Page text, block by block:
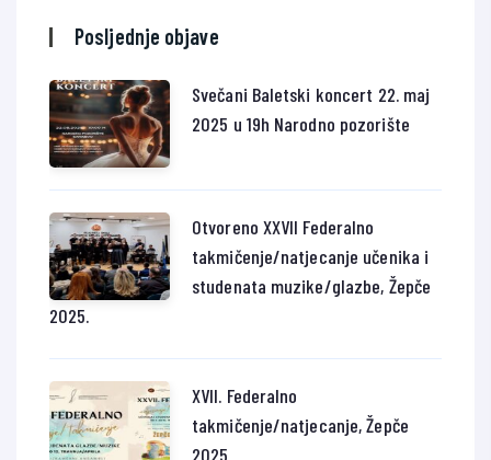
Posljednje objave
Svečani Baletski koncert 22. maj
2025 u 19h Narodno pozorište
Otvoreno XXVII Federalno
takmičenje/natjecanje učenika i
studenata muzike/glazbe, Žepče
2025.
XVII. Federalno
takmičenje/natjecanje, Žepče
2025